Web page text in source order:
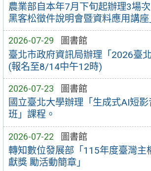
農業部自本年7月下旬起辦理3場
黑客松徵件說明會暨資料應用講座
2026-07-29 圖書館
臺北市政府資訊局辦理「2026臺北
(報名至8/14中午12時)
2026-07-23 圖書館
國立臺北大學辦理「生成式AI短
班」課程。
2026-07-22 圖書館
轉知數位發展部「115年度臺灣主
獻獎 勵活動簡章」